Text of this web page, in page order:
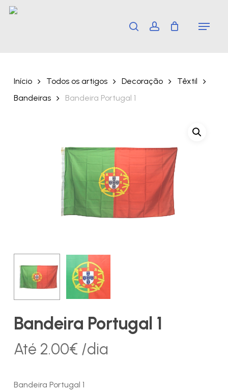
Skip
search account Menu
Início Todos os artigos Decoração
Têxtil
Bandeiras
Bandeira Portugal 1
Bandeira Portugal 1
Até 2.00€ /dia
Bandeira Portugal 1